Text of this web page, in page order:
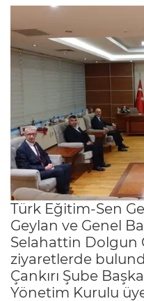
Türk Eğitim-Sen
Geylan ve Genel
Selahattin Dolgun
ziyaretlerde
Çankırı Şube
Yönetim Kurulu